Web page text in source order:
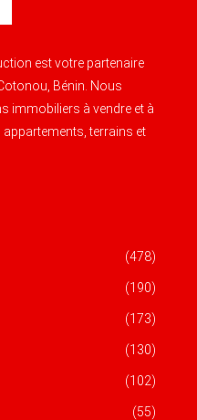
est votre partenaire
Bénin. Nous
immobiliers à vendre et à
terrains et
(478)
(190)
(173)
(130)
(102)
(55)